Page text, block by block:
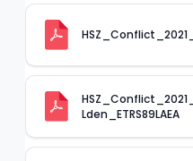
Lden_ETRS89LAEA